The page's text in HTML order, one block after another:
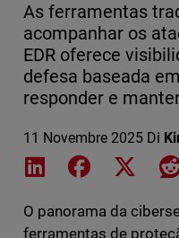
As ferramentas
acompanhar os
EDR oferece
defesa baseada
responder e
11 Novembre 2025 Di
Share on LinkedIn
Share onShare
O panorama da
ferramentas de